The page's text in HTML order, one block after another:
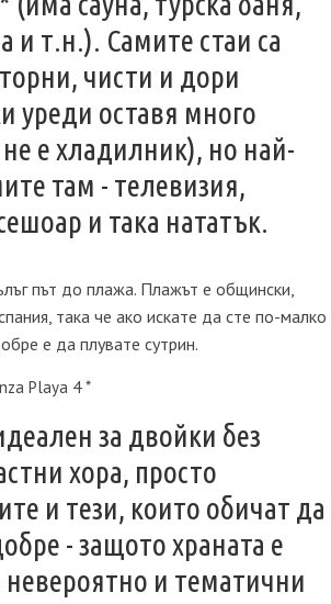
и т.н.). Самите стаи са
чисти и дори
уреди оставя много
е хладилник), но най-
там - телевизия,
и така нататък.
път до плажа. Плажът е общински,
така че ако искате да сте по-малко
е да плувате сутрин.
Playa 4 *
за двойки без
хора, просто
и тези, които обичат да
- защото храната е
и тематични